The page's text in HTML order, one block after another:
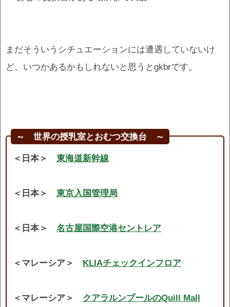
まだそういうシチュエーションには遭遇していないけ
ど、いつかあるかもしれないと思うとgkbrです。
～ 世界の授乳室とおむつ交換台 ～
＜日本＞ 東海道新幹線
＜日本＞ 東京入国管理局
＜日本＞ 名古屋国際空港セントレア
＜マレーシア＞ KLIAチェックインフロア
＜マレーシア＞ クアラルンプールのQuill Mall